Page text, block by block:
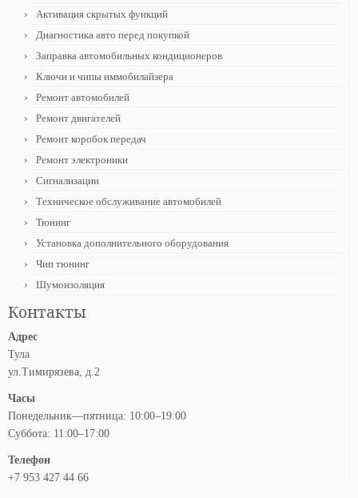
Активация скрытых функций
Диагностика авто перед покупкой
Заправка автомобильных кондиционеров
Ключи и чипы иммобилайзера
Ремонт автомобилей
Ремонт двигателей
Ремонт коробок передач
Ремонт электроники
Сигнализации
Техническое обслуживание автомобилей
Тюнинг
Установка дополнительного оборудования
Чип тюнинг
Шумоизоляция
Контакты
Адрес
Тула
ул.Тимирязева, д.2
Часы
Понедельник—пятница: 10:00–19:00
Суббота: 11:00–17:00
Телефон
+7 953 427 44 66